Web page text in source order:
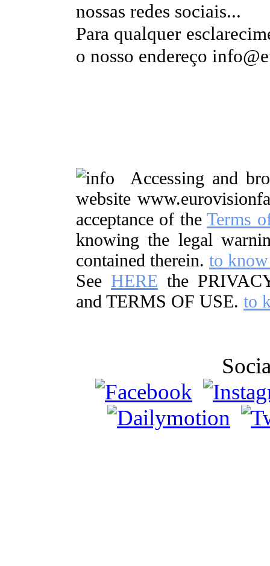
nossas redes sociais...
Para qualquer
o nosso endereço
Accessing and
website
acceptance of theTerms
knowing the legal
contained therein. to
See HERE the
and TERMS OF USE. to